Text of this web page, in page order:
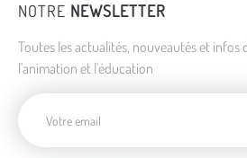
NOTRE NEWSLETTER
Toutes les actualités, nouveautés et infos
l'animation et l'éducation